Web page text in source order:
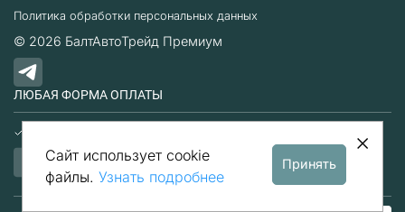
Политика обработки персональных данных
© 2026 БалтАвтоТрейд Премиум
ЛЮБАЯ ФОРМА ОПЛАТЫ
Сайт использует cookie
файлы. Узнать подробнее
Принять